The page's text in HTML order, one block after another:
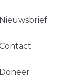
Nieuwsbrief
Contact
Doneer